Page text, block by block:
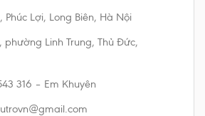
Phúc Lợi, Long Biên, Hà Nội
phường Linh Trung, Thủ Đức,
316 – Em Khuyên